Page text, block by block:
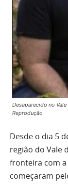
Desaparecido no
Reprodução
Desde o dia 5
região do Vale
fronteira com a
começaram